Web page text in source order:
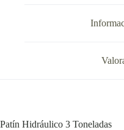
Patín Hidráulico 3 Toneladas